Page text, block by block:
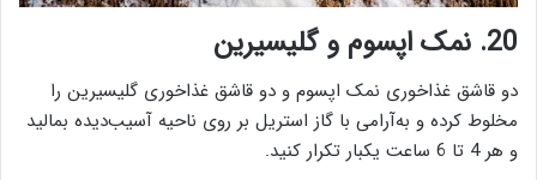
20. نمک اپسوم و گلیسیرین
دو قاشق غذاخوری نمک اپسوم و دو قاشق غذاخوری گلیسیرین را
مخلوط کرده و به‌آرامی با گاز استریل بر روی ناحیه آسیب‌دیده بمالید
و هر 4 تا 6 ساعت یکبار تکرار کنید.